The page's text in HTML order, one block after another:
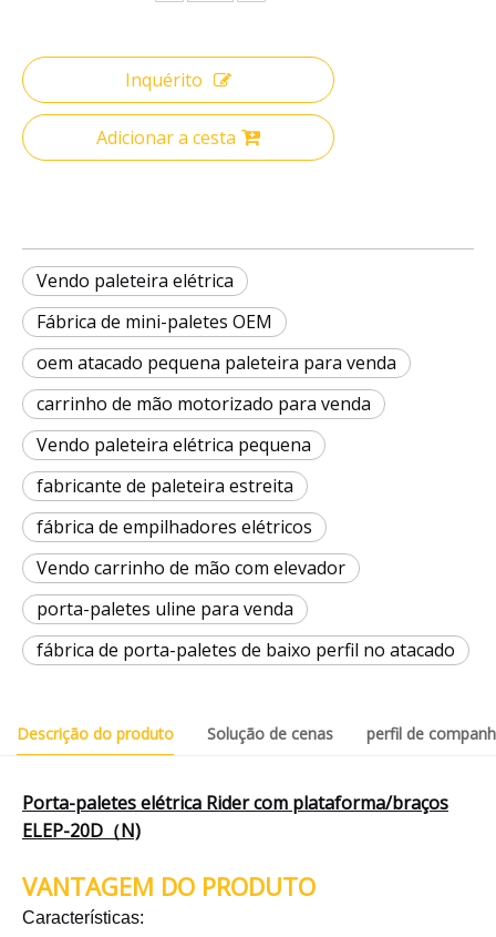
Inquérito
Adicionar a cesta
Vendo paleteira elétrica
Fábrica de mini-paletes OEM
oem atacado pequena paleteira para venda
carrinho de mão motorizado para venda
Vendo paleteira elétrica pequena
fabricante de paleteira estreita
fábrica de empilhadores elétricos
Vendo carrinho de mão com elevador
porta-paletes uline para venda
fábrica de porta-paletes de baixo perfil no atacado
Descrição do produto Solução de cenas perfil de
Porta-paletes elétrica Rider com plataforma/braços
ELEP-20D（N)
VANTAGEM DO PRODUTO
Características: